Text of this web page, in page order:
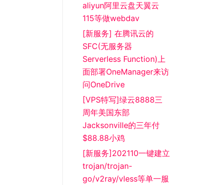
aliyun阿里云盘天翼云
115等做webdav
[新服务] 在腾讯云的
SFC(无服务器
Serverless Function)上
面部署OneManager来访
问OneDrive
[VPS特写]绿云8888三
周年美国东部
Jacksonville的三年付
$88.88小鸡
[新服务]202110一键建立
trojan/trojan-
go/v2ray/vless等单一服